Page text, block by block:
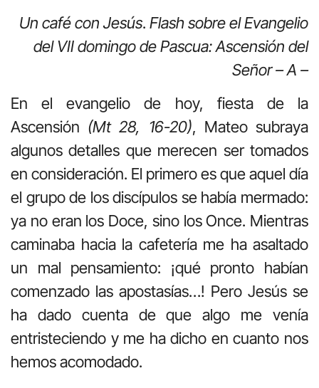
Un café con Jesús. Flash sobre el Evangelio
del VII domingo de Pascua: Ascensión del
Señor – A –
En el evangelio de hoy, fiesta de la
Ascensión (Mt 28, 16-20), Mateo subraya
algunos detalles que merecen ser tomados
en consideración. El primero es que aquel día
el grupo de los discípulos se había mermado:
ya no eran los Doce, sino los Once. Mientras
caminaba hacia la cafetería me ha asaltado
un mal pensamiento: ¡qué pronto habían
comenzado las apostasías…! Pero Jesús se
ha dado cuenta de que algo me venía
entristeciendo y me ha dicho en cuanto nos
hemos acomodado.